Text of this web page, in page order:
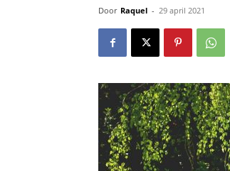
Door Raquel - 29 april 2021